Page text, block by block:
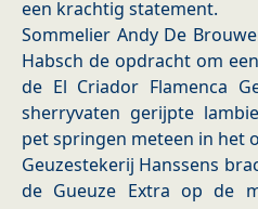
een krachtig statement.
Sommelier Andy De
Habsch de opdracht om
de El Criador Flamenca
sherryvaten gerijpte
pet springen meteen in het
Geuzestekerij Hanssens
de Gueuze Extra op de